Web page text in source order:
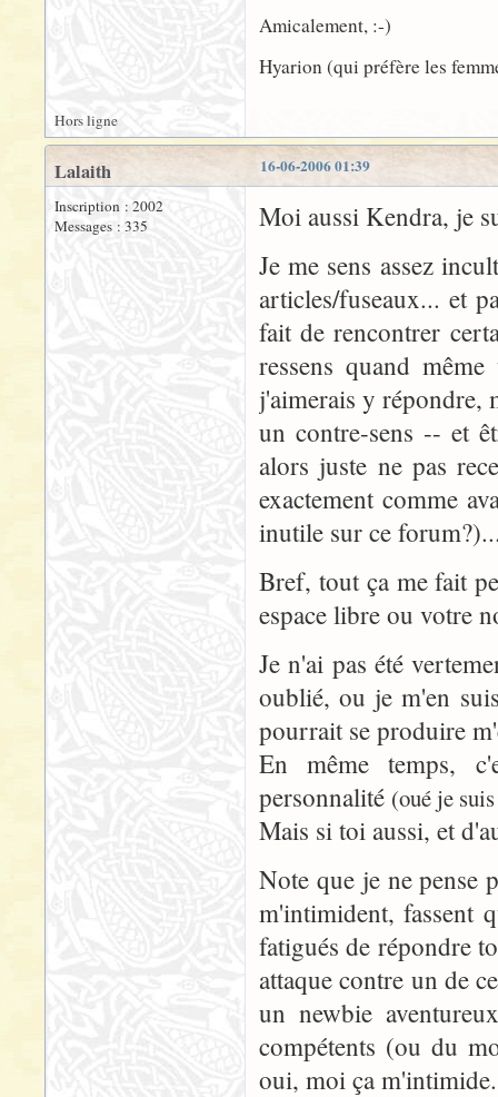
Amicalement, :-)
Hyarion (qui préfère les
Hors ligne
16-06-2006 01:39
Lalaith
Inscription : 2002
Messages : 335
Moi aussi Kendra, je
Je me sens assez
articles/fuseaux... et
fait de rencontrer
ressens quand
j'aimerais y répondre,
un contre-sens -- et
alors juste ne pas
exactement comme
inutile sur ce
Bref, tout ça me fait
espace libre ou votre
Je n'ai pas été
oublié, ou je m'en
pourrait se produire
En même temps,
personnalité (oué je
Mais si toi aussi, et
Note que je ne pense
m'intimident, fassent
fatigués de répondre
attaque contre un de
un newbie
compétents (ou du
oui, moi ça m'intimide.